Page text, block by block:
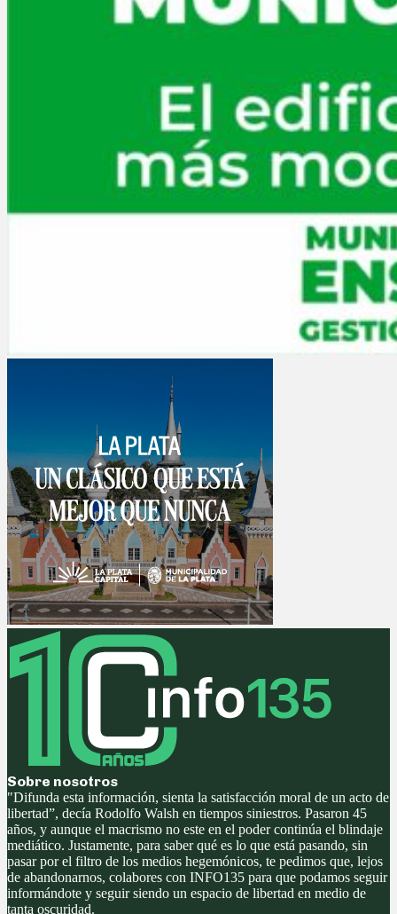
Sobre nosotros
"Difunda esta información, sienta la satisfacción moral de un acto de
libertad”, decía Rodolfo Walsh en tiempos siniestros. Pasaron 45
años, y aunque el macrismo no este en el poder continúa el blindaje
mediático. Justamente, para saber qué es lo que está pasando, sin
pasar por el filtro de los medios hegemónicos, te pedimos que, lejos
de abandonarnos, colabores con INFO135 para que podamos seguir
informándote y seguir siendo un espacio de libertad en medio de
tanta oscuridad.